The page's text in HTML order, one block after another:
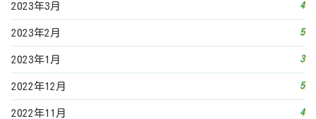
2023年3月 4
2023年2月 5
2023年1月 3
2022年12月 5
2022年11月 4